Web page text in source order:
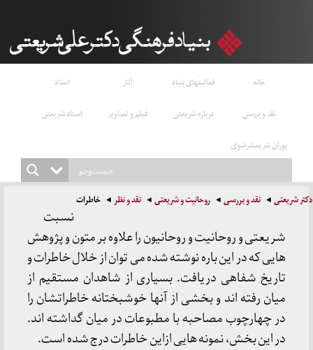
خانه فعالیتهای بنیاد آثار
اسناد
نقد و بررسی
درباره شریعتی فیلم و تصاویر
استاد شریعتی
پوران شریعت‌رضوی
دکتر شریعتی نقد و بررسی روحانیت و شریعتی نقد و نظر خاطرات
نسبت
شریعتی و روحانیت و روحانیون را علاوه بر متون و پژوهش
هایی که در این باره نوشته شده می توان از خلال خاطرات و
تاریخ شفاهی دریافت. بسیاری از شاهدان مستقیم از
میان رفته اند و بخشی از آنها خوشبختانه خاطراتشان را
در چهارچوب مصاحبه با مطبوعات در میان گداشته اند.
در این بخش، نمونه هایی ازاین خاطرات درج شده است.